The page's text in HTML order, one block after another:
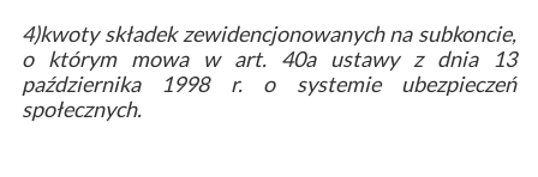
4)kwoty składek zewidencjonowanych na subkoncie,
o którym mowa w art. 40a ustawy z dnia 13
października 1998 r. o systemie ubezpieczeń
społecznych.